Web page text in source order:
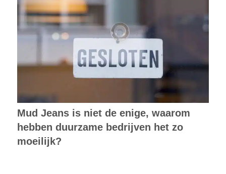
Mud Jeans is niet de enige, waarom
hebben duurzame bedrijven het zo
moeilijk?